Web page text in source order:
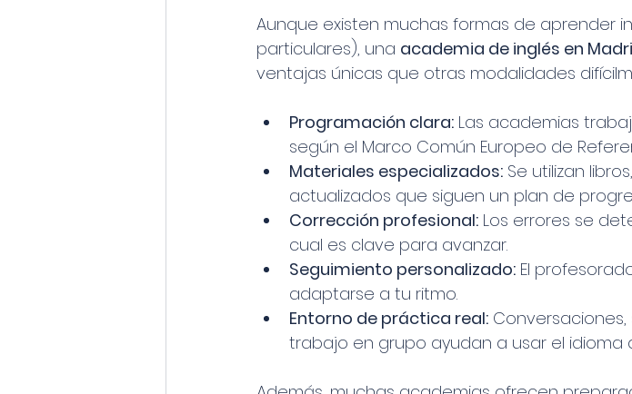
Aunque existen muchas formas de aprender
particulares), una academia de inglés en
ventajas únicas que otras modalidades
Programación clara: Las academias
según el Marco Común Europeo de
Materiales especializados: Se utilizan
actualizados que siguen un plan de
Corrección profesional: Los errores se
cual es clave para avanzar.
Seguimiento personalizado: El
adaptarse a tu ritmo.
Entorno de práctica real:
trabajo en grupo ayudan a usar el idioma